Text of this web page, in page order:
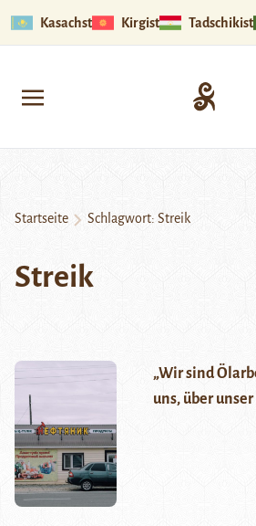
Kasachstan Kirgistan
Startseite Schlagwort: Streik
Streik
„Wir sind
uns, über